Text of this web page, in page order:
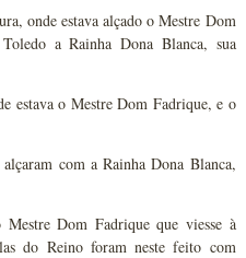
onde estava alçado o Mestre Dom
a Rainha Dona Blanca, sua
estava o Mestre Dom Fadrique, e o
com a Rainha Dona Blanca,
Dom Fadrique que viesse à
do Reino foram neste feito com